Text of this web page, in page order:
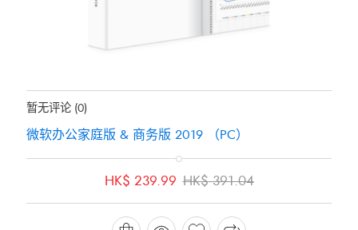
地位：有存货
暂无评论 (0)
微软办公家庭版 & 商务版 2019 （PC）
HK$391.04
HK$ 239.99